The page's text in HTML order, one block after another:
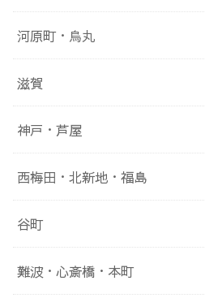
河原町・烏丸
滋賀
神戸・芦屋
西梅田・北新地・福島
谷町
難波・心斎橋・本町